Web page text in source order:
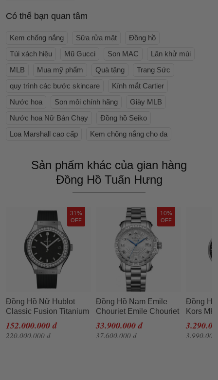
Có thể bạn quan tâm
Kem chống nắng Sữa rửa mặt
Đồng hồ
Túi xách hiệu
Mũ Gucci Son MAC
Lăn khử mùi
MLB
Mua mỹ phẩm Quà tặng
Trang Sức
quy trình các bước skincare
Kính mắt Cartier
Nước hoa
Son môi chính hãng
Giày MLB
Nước hoa Nữ Bán Chạy
Đồng hồ Seiko
Loa Marshall cao cấp
Kem chống nắng cho da
Sản phẩm khác của gian hàng
Đồng Hồ Tuấn Hưng
31%
OFF
Đồng Hồ Nữ Hublot
Classic Fusion Titanium
33mm Bezel Diamond
152.000.000 đ
220.000.000 đ
10%
OFF
Đồng Hồ Nam Emile
Chouriet Emile Chouriet
08.1156G6P6.25.6 Màu
Bạc
33.900.000 đ
37.600.000 đ
Đồng
Kors
Leather
NIB